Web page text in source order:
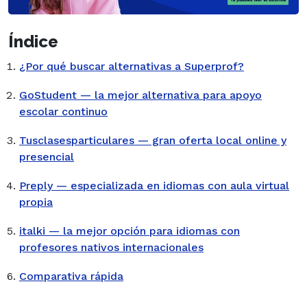
Índice
¿Por qué buscar alternativas a Superprof?
GoStudent — la mejor alternativa para apoyo
escolar continuo
Tusclasesparticulares — gran oferta local online y
presencial
Preply — especializada en idiomas con aula virtual
propia
italki — la mejor opción para idiomas con
profesores nativos internacionales
Comparativa rápida